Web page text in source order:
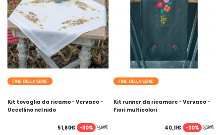
FINE DELLA SERIE
Kit tovaglia da ricamo - Vervaco -
Uccellino nel nido
74,00€
51,80€ -30%
FINE DELLA SERIE
Kit runner da ricamare - Vervaco -
Fiori multicolori
57,30€
40,11€ -30%